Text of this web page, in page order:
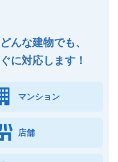
んな建物でも、
に対応します！
マンション
店舗